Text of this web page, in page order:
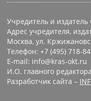
Учредитель и
Адрес учредителя,
Москва, ул.
Телефон: +7 (495) 718-
E-mail: info@kras-okt.ru
И.О. главного
Разработчик сайта –